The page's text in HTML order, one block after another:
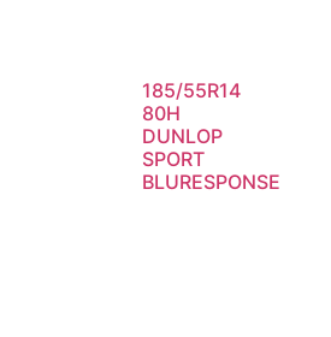
185/55R14
80H
DUNLOP
SPORT
BLURESPONSE